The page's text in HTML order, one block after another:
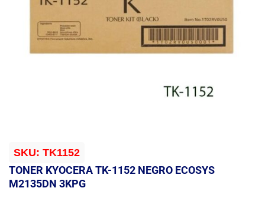
SKU: TK1152
TONER KYOCERA TK-1152 NEGRO ECOSYS
M2135DN 3KPG